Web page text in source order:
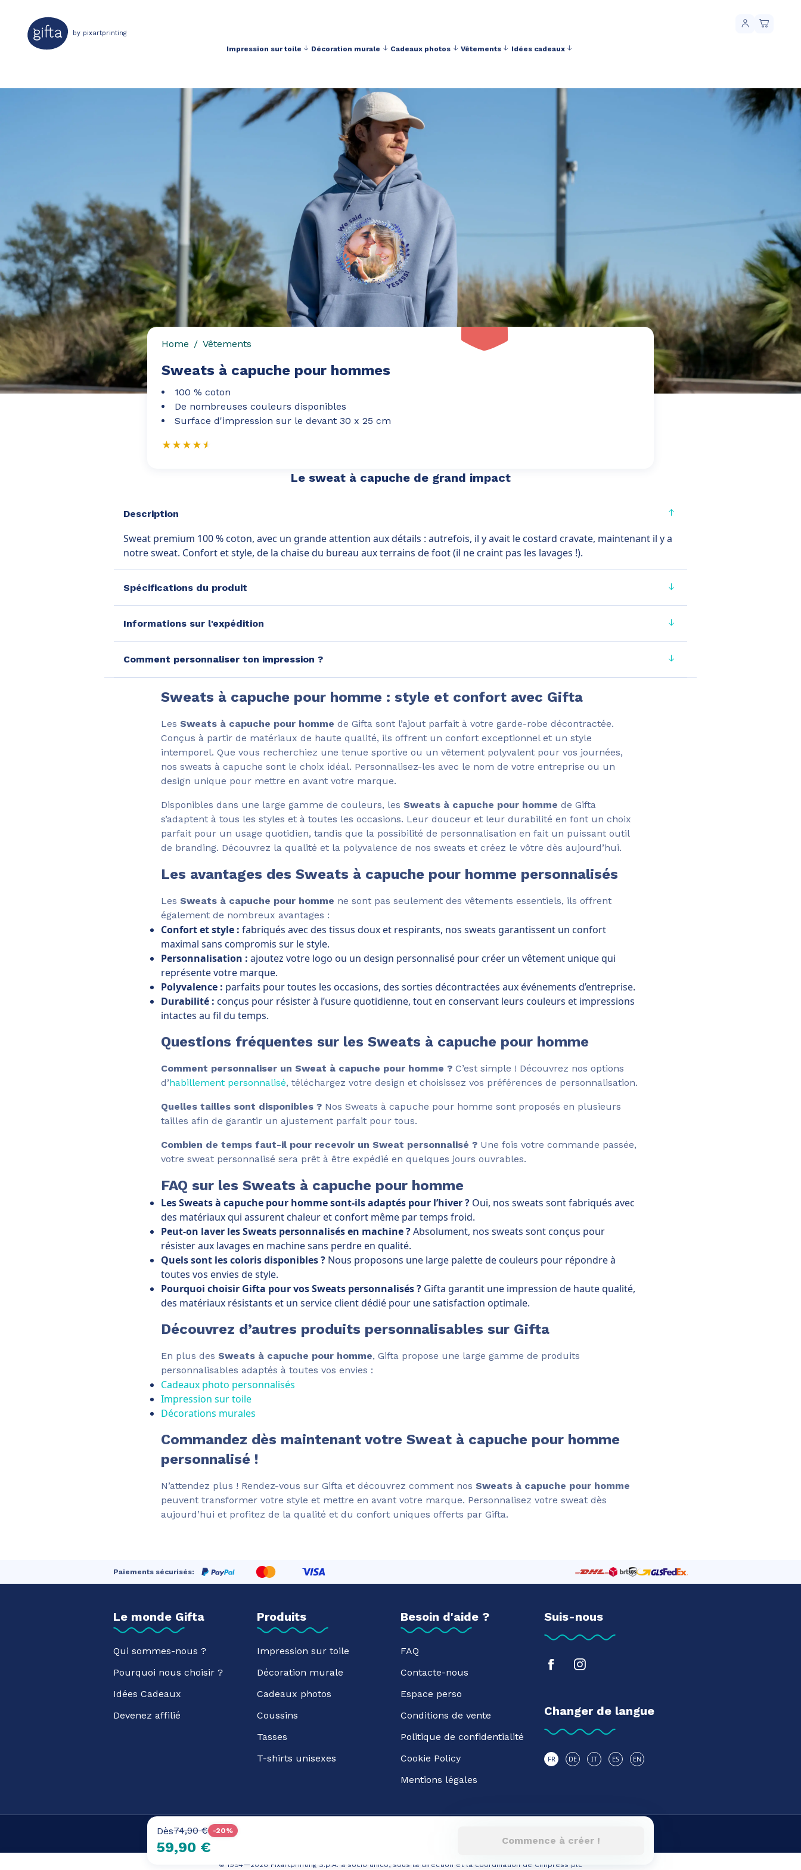
by pixartprinting
Impression sur toile Décoration murale Cadeaux photos Vêtements Idées cadeaux
Home Vêtements
Sweats à capuche pour hommes
100 % coton
De nombreuses couleurs disponibles
Surface d'impression sur le devant 30 x 25 cm
Dès74,90 € -20%
59,90 € Commence à créer !
Le sweat à capuche de grand impact
Description
Sweat premium 100 % coton, avec un grande attention aux détails : autrefois, il y avait le costard cravate, maintenant il y a
notre sweat. Confort et style, de la chaise du bureau aux terrains de foot (il ne craint pas les lavages !).
Spécifications du produit
Informations sur l'expédition
Comment personnaliser ton impression ?
Sweats à capuche pour homme : style et confort avec Gifta
Les Sweats à capuche pour homme de Gifta sont l’ajout parfait à votre garde-robe décontractée.
Conçus à partir de matériaux de haute qualité, ils offrent un confort exceptionnel et un style
intemporel. Que vous recherchiez une tenue sportive ou un vêtement polyvalent pour vos journées,
nos sweats à capuche sont le choix idéal. Personnalisez-les avec le nom de votre entreprise ou un
design unique pour mettre en avant votre marque.
Disponibles dans une large gamme de couleurs, les Sweats à capuche pour homme de Gifta
s’adaptent à tous les styles et à toutes les occasions. Leur douceur et leur durabilité en font un choix
parfait pour un usage quotidien, tandis que la possibilité de personnalisation en fait un puissant outil
de branding. Découvrez la qualité et la polyvalence de nos sweats et créez le vôtre dès aujourd’hui.
Les avantages des Sweats à capuche pour homme personnalisés
Les Sweats à capuche pour homme ne sont pas seulement des vêtements essentiels, ils offrent
également de nombreux avantages :
Confort et style : fabriqués avec des tissus doux et respirants, nos sweats garantissent un confort
maximal sans compromis sur le style.
Personnalisation : ajoutez votre logo ou un design personnalisé pour créer un vêtement unique qui
représente votre marque.
Polyvalence : parfaits pour toutes les occasions, des sorties décontractées aux événements d’entreprise.
Durabilité : conçus pour résister à l’usure quotidienne, tout en conservant leurs couleurs et impressions
intactes au fil du temps.
Questions fréquentes sur les Sweats à capuche pour homme
Comment personnaliser un Sweat à capuche pour homme ? C’est simple ! Découvrez nos options
d’habillement personnalisé, téléchargez votre design et choisissez vos préférences de personnalisation.
Quelles tailles sont disponibles ? Nos Sweats à capuche pour homme sont proposés en plusieurs
tailles afin de garantir un ajustement parfait pour tous.
Combien de temps faut-il pour recevoir un Sweat personnalisé ? Une fois votre commande passée,
votre sweat personnalisé sera prêt à être expédié en quelques jours ouvrables.
FAQ sur les Sweats à capuche pour homme
Les Sweats à capuche pour homme sont-ils adaptés pour l’hiver ? Oui, nos sweats sont fabriqués avec
des matériaux qui assurent chaleur et confort même par temps froid.
Peut-on laver les Sweats personnalisés en machine ?Absolument, nos sweats sont conçus pour
résister aux lavages en machine sans perdre en qualité.
Quels sont les coloris disponibles ? Nous proposons une large palette de couleurs pour répondre à
toutes vos envies de style.
Pourquoi choisir Gifta pour vos Sweats personnalisés ? Gifta garantit une impression de haute qualité,
des matériaux résistants et un service client dédié pour une satisfaction optimale.
Découvrez d’autres produits personnalisables sur Gifta
En plus des Sweats à capuche pour homme, Gifta propose une large gamme de produits
personnalisables adaptés à toutes vos envies :
Cadeaux photo personnalisés
Impression sur toile
Décorations murales
Commandez dès maintenant votre Sweat à capuche pour homme
personnalisé !
N’attendez plus ! Rendez-vous sur Gifta et découvrez comment nos Sweats à capuche pour homme
peuvent transformer votre style et mettre en avant votre marque. Personnalisez votre sweat dès
aujourd’hui et profitez de la qualité et du confort uniques offerts par Gifta.
Paiements sécurisés:
Le monde Gifta
Qui sommes-nous ?
Pourquoi nous choisir ?
Idées Cadeaux
Devenez affilié
Produits
Impression sur toile
Décoration murale
Cadeaux photos
Coussins
Tasses
T-shirts unisexes
Besoin d'aide ?
FAQ
Contacte-nous
Espace perso
Conditions de vente
Politique de confidentialité
Cookie Policy
Mentions légales
Suis-nous
Changer de langue
FR DE IT ES EN
© 1994—2026 Pixartprinting S.p.A. a socio unico, sous la direction et la coordination de Cimpress plc